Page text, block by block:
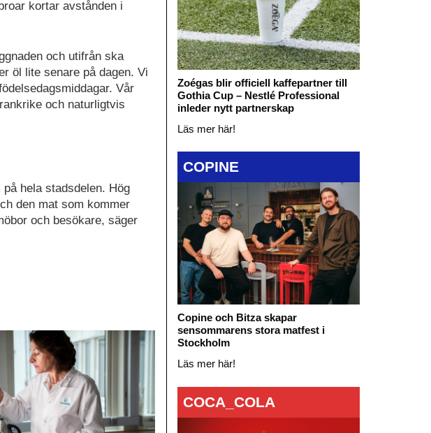
kortar avstånden i
och utifrån ska
öl lite senare på dagen. Vi
Vår
och naturligtvis
hela stadsdelen. Hög
den mat som kommer
och besökare, säger
Zoégas blir officiell kaffepartner till
Gothia Cup – Nestlé Professional
inleder nytt partnerskap
Läs mer här!
COPINE
Copine och Bitza skapar
sensommarens stora matfest i
Stockholm
Läs mer här!
COCA_COLA